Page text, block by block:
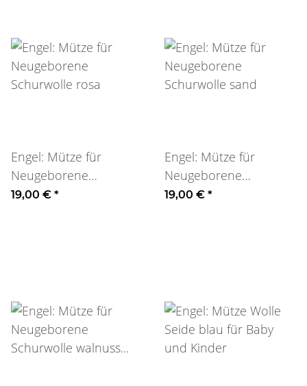
Engel: Mütze für
Neugeborene
Schurwolle rosa
19,00 € *
Engel: Mütze für
Neugeborene
Schurwolle sand
19,00 € *